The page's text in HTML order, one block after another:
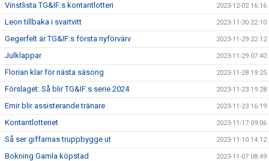
Vinstlista TG&IF:s kontantlotteri 2023-12-02 16:16
Leon tillbaka i svartvitt 2023-11-30 22:10
Gegerfelt är TG&IF:s första nyförvärv 2023-11-29 22:12
Julklappar 2023-11-29 07:40
Florian klar för nästa säsong 2023-11-28 19:25
Förslaget: Så blir TG&IF:s serie 2024 2023-11-23 19:28
Emir blir assisterande tränare 2023-11-23 16:19
Kontantlotteriet 2023-11-17 09:06
Så ser giffarnas truppbygge ut 2023-11-10 14:12
Bokning Gamla köpstad 2023-11-07 08:49